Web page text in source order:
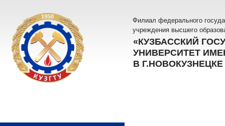
Филиал федерального
учреждения высшего
«КУЗБАССКИЙ
УНИВЕРСИТЕТ
В Г.НОВОКУЗНЕЦКЕ